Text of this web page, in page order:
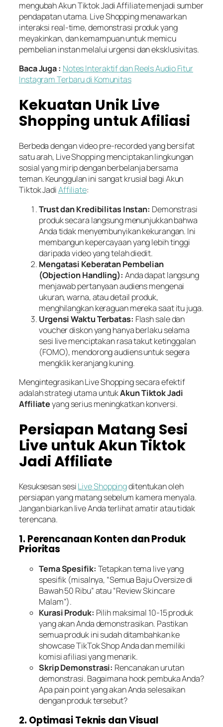
mengubah Akun Tiktok Jadi Affiliate menjadi sumber
pendapatan utama. Live Shoppingmenawarkan
interaksi real-time, demonstrasi produk yang
meyakinkan, dan kemampuan untuk memicu
pembelian instan melalui urgensi dan eksklusivitas.
Baca Juga : Notes Interaktif dan Reels Audio Fitur
Instagram Terbaru di Komunitas
Kekuatan Unik Live
Shopping untuk Afiliasi
Berbeda dengan videopre-recordedyang bersifat
satu arah, Live Shoppingmenciptakan lingkungan
sosial yang mirip dengan berbelanja bersama
teman. Keunggulan ini sangat krusial bagi Akun
Tiktok JadiAffiliate:
Trust dan Kredibilitas Instan: Demonstrasi
produk secara langsung menunjukkan bahwa
Anda tidak menyembunyikan kekurangan. Ini
membangun kepercayaan yang lebih tinggi
daripada video yang telah diedit.
Mengatasi Keberatan Pembelian
(Objection Handling): Anda dapat langsung
menjawab pertanyaan audiens mengenai
ukuran, warna, atau detail produk,
menghilangkan keraguan mereka saat itu juga.
Urgensi Waktu Terbatas: Flash saledan
voucherdiskon yang hanya berlaku selama
sesi livemenciptakan rasa takut ketinggalan
(FOMO), mendorong audiens untuk segera
mengklikkeranjang kuning.
MengintegrasikanLive Shoppingsecara efektif
adalah strategi utama untukAkun Tiktok Jadi
Affiliateyang serius meningkatkan konversi.
Persiapan Matang Sesi
Live untuk Akun Tiktok
Jadi Affiliate
Kesuksesan sesiLive Shoppingditentukan oleh
persiapan yang matang sebelum kamera menyala.
Jangan biarkanliveAnda terlihat amatir atau tidak
terencana.
1. Perencanaan Konten dan Produk
Prioritas
Tema Spesifik: Tetapkan tema liveyang
spesifik (misalnya, “Semua BajuOversizedi
Bawah 50 Ribu” atau “ReviewSkincare
Malam”).
Kurasi Produk: Pilih maksimal 10-15 produk
yang akan Anda demonstrasikan. Pastikan
semua produk ini sudah ditambahkan ke
showcaseTikTok ShopAnda dan memiliki
komisi afiliasi yang menarik.
Skrip Demonstrasi: Rencanakan urutan
demonstrasi. Bagaimana hookpembuka Anda?
Apa pain pointyang akan Anda selesaikan
dengan produk tersebut?
2. Optimasi Teknis dan Visual